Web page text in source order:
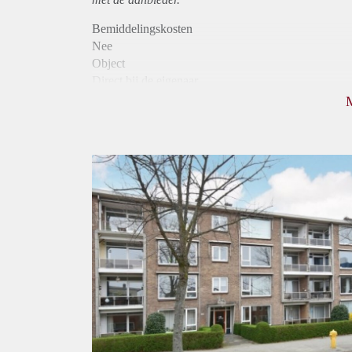
Bemiddelingskosten
Nee
Object
Huurtoeslag
Mogelijk
Inkomen eis
N.V.T.
Huurtermijn
Onbepaalde termijn
Oplevering
Kaal